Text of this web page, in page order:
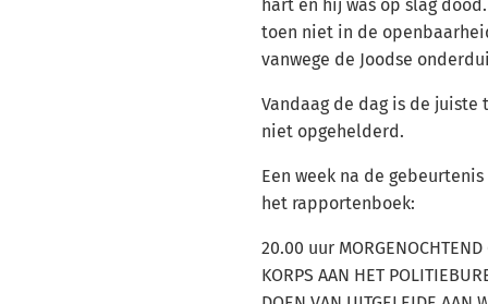
hart en hij was op slag
toen niet in de
vanwege de Joodse
Vandaag de dag is de juiste
niet opgehelderd.
Een week na de
het rapportenboek:
20.00 uur
KORPS AAN HET